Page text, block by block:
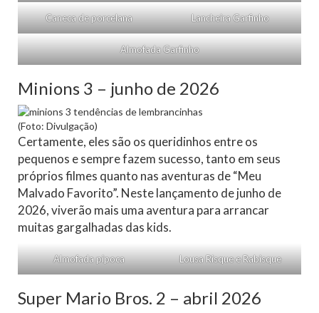
Caneca de porcelana Lancheira Garfinho
Almofada Garfinho
Minions 3 – junho de 2026
(Foto: Divulgação)
Certamente, eles são os queridinhos entre os
pequenos e sempre fazem sucesso, tanto em seus
próprios filmes quanto nas aventuras de “Meu
Malvado Favorito”. Neste lançamento de junho de
2026, viverão mais uma aventura para arrancar
muitas gargalhadas das kids.
Almofada pipoca Lousa Risque e Rabisque
Super Mario Bros. 2 – abril 2026